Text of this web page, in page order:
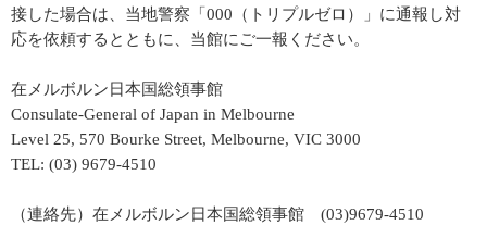
接した場合は、当地警察「000（トリプルゼロ）」に通報し対
応を依頼するとともに、当館にご一報ください。
在メルボルン日本国総領事館
Consulate-General of Japan in Melbourne
Level 25, 570 Bourke Street, Melbourne, VIC 3000
TEL: (03) 9679-4510
（連絡先）在メルボルン日本国総領事館 (03)9679-4510